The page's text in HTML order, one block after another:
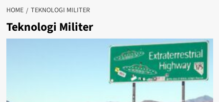
HOME TEKNOLOGI MILITER
Teknologi Militer